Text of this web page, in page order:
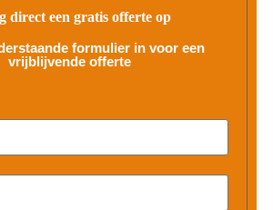
direct een gratis offerte op
formulier in voor een
vrijblijvende offerte